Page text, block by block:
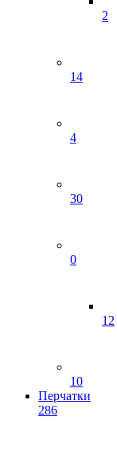
2
14
4
30
0
12
10
Перчатки
286